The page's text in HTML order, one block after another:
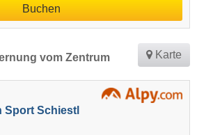
Buchen
vom Zentrum Karte
Sport Schiestl